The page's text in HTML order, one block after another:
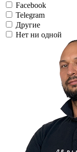
Facebook
Telegram
Другие
Нет ни одной